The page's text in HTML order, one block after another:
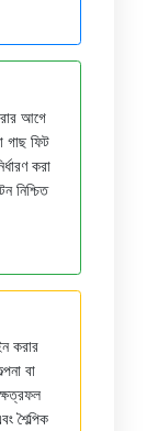
আগে
গাছ ফিট
করা
নিশ্চিত
করার
বা
শৈল্পিক